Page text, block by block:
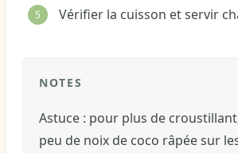
Vérifier la cuisson et servir
NOTES
Astuce : pour plus de
peu de noix de coco râpée sur